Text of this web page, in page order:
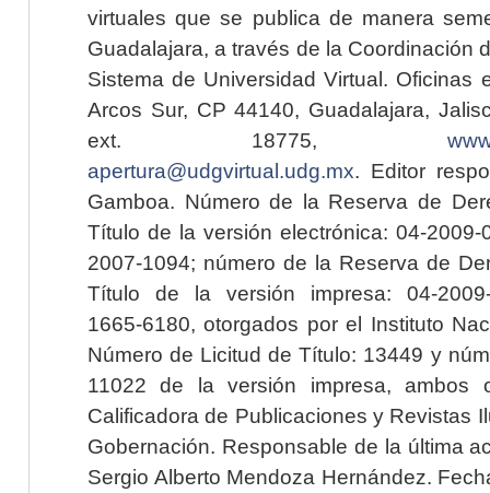
virtuales que se publica de manera
Guadalajara, a través de la Coordinación
Sistema de Universidad Virtual. Oficinas
Arcos Sur, CP 44140, Guadalajara,
ext. 18775,
apertura@udgvirtual.udg.mx. Editor
Gamboa. Número de la Reserva de
Título de la versión electrónica: 04-2009-
2007-1094; número de la Reserva de
Título de la versión impresa: 04-2009-
1665-6180, otorgados por el Instituto
Número de Licitud de Título: 13449 y
11022 de la versión impresa, ambos
Calificadora de Publicaciones y Revistas
Gobernación. Responsable de la última
Sergio Alberto Mendoza Hernández.